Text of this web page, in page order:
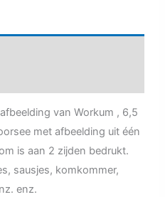
van Workum , 6,5
met afbeelding uit één
is aan 2 zijden bedrukt.
sausjes, komkommer,
enz.